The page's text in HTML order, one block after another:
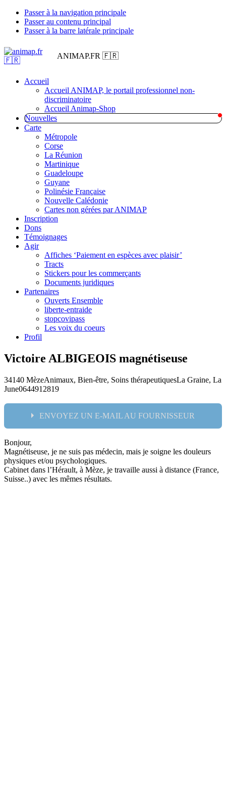
Passer à la navigation principale
Passer au contenu principal
Passer à la barre latérale principale
ANIMAP.FR 🇫🇷
Accueil
Accueil ANIMAP, le portail professionnel non-
discriminatoire
Accueil Animap-Shop
Nouvelles
Carte
Métropole
Corse
La Réunion
Martinique
Guadeloupe
Guyane
Polinésie Française
Nouvelle Calédonie
Cartes non gérées par ANIMAP
Inscription
Dons
Témoignages
Agir
Affiches ‘Paiement en espèces avec plaisir’
Tracts
Stickers pour les commerçants
Documents juridiques
Partenaires
Ouverts Ensemble
liberte-entraide
stopcovipass
Les voix du coeurs
Profil
Victoire ALBIGEOIS magnétiseuse
34140 MèzeAnimaux, Bien-être, Soins thérapeutiquesLa Graine, La
June0644912819
ENVOYEZ UN E-MAIL AU FOURNISSEUR
Nom:
email:
Message:
Bonjour,
Magnétiseuse, je ne suis pas médecin, mais je soigne les douleurs
physiques et/ou psychologiques.
Cabinet dans l’Hérault, à Mèze, je travaille aussi à distance (France,
Suisse..) avec les mêmes résultats.